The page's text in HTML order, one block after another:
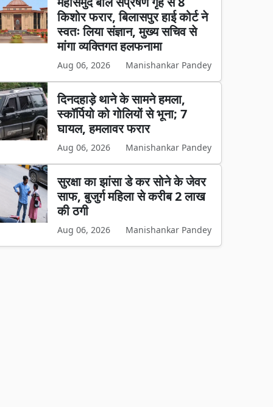
किशोर फरार, बिलासपुर हाई कोर्ट ने
स्वतः लिया संज्ञान, मुख्य सचिव से
मांगा व्यक्तिगत हलफनामा
Aug 06, 2026 Manishankar Pandey
दिनदहाड़े थाने के सामने हमला,
स्कॉर्पियो को गोलियों से भूना; 7
घायल, हमलावर फरार
Aug 06, 2026 Manishankar Pandey
सुरक्षा का झांसा डे कर सोने के जेवर
साफ, बुजुर्ग महिला से करीब 2 लाख
की ठगी
Aug 06, 2026 Manishankar Pandey